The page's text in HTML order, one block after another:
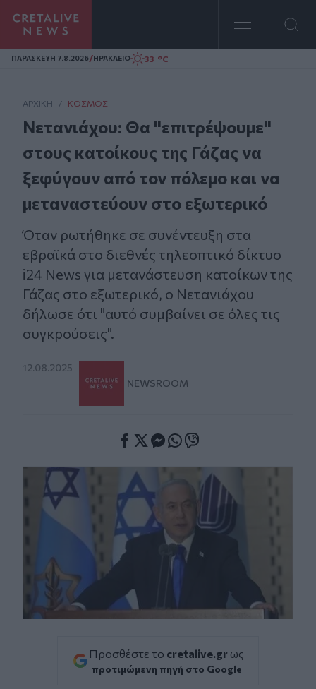
Homepage
ΠΑΡΑΣΚΕΥΗ 7.8.2026/ΗΡΑΚΛΕΙΟ 33 °C
ΑΡΧΙΚΗ / ΚΌΣΜΟΣ
Νετανιάχου: Θα "επιτρέψουμε"
στους κατοίκους της Γάζας να
ξεφύγουν από τον πόλεμο και να
μεταναστεύουν στο εξωτερικό
Όταν ρωτήθηκε σε συνέντευξη στα
εβραϊκά στο διεθνές τηλεοπτικό δίκτυο
i24 News για μετανάστευση κατοίκων της
Γάζας στο εξωτερικό, ο Νετανιάχου
δήλωσε ότι "αυτό συμβαίνει σε όλες τις
συγκρούσεις".
12.08.2025
NEWSROOM
Προσθέστε το cretalive.gr ως
προτιμώμενη πηγή στο Google